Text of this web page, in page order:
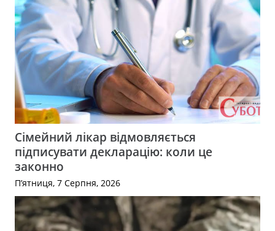
Сімейний лікар відмовляється
підписувати декларацію: коли це
законно
П’ятниця, 7 Серпня, 2026